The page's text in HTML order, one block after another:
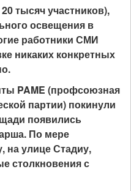
тысяч участников),
освещения в
работники СМИ
никаких конкретных
PAME (профсоюзная
партии) покинули
появились
По мере
на улице Стадиу,
столкновения с